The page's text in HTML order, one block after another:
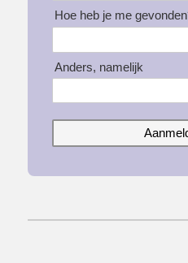
Hoe heb je me
Anders, namelijk